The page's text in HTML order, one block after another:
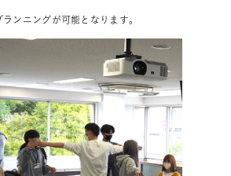
ンニングが可能となります。